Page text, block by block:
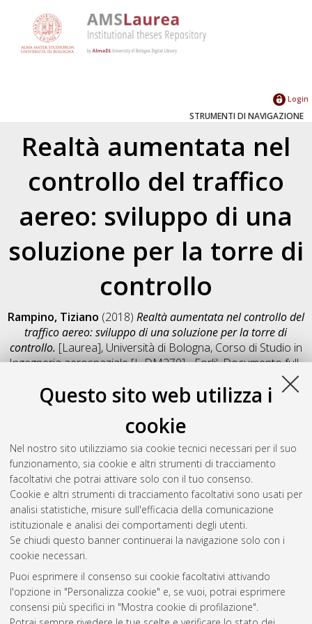
Questo sito web utilizza i
cookie
Nel nostro sito utilizziamo sia cookie tecnici necessari per il suo
funzionamento, sia cookie e altri strumenti di tracciamento
facoltativi che potrai attivare solo con il tuo consenso.
Cookie e altri strumenti di tracciamento facoltativi sono usati per
analisi statistiche, misure sull'efficacia della comunicazione
istituzionale e analisi dei comportamenti degli utenti.
Se chiudi questo banner continuerai la navigazione solo con i
cookie necessari.
Puoi esprimere il consenso sui cookie facoltativi attivando
l'opzione in "Personalizza cookie" e, se vuoi, potrai esprimere
consensi più specifici in "Mostra cookie di profilazione".
Login
STRUMENTI DI NAVIGAZIONE
Realtà aumentata nel
controllo del traffico
aereo: sviluppo di una
soluzione per la torre di
controllo
Rampino, Tiziano (2018) Realtà aumentata nel controllo del
traffico aereo: sviluppo di una soluzione per la torre di
controllo. [Laurea], Università di Bologna, Corso di Studio in
Ingegneria aerospaziale [L-DM270] - Forli', Documento full-
Salva citazione
Condividi
Il full-text non è disponibile per scelta dell'autore. (
Abstract
Altri metadati
Gestione del documento:
Atom
Rss 1.0